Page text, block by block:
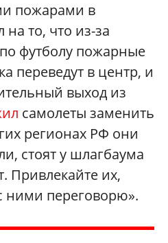
пожарами в
на то, что из-за
футболу пожарные
переведут в центр, и
выход из
самолеты заменить
регионах РФ они
стоят у шлагбаума
Привлекайте их,
ними переговорю».